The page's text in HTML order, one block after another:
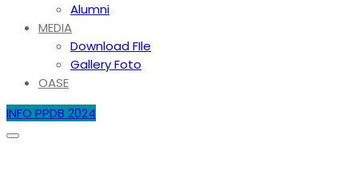
Alumni
MEDIA
Download FIle
Gallery Foto
OASE
INFO PPDB 2024